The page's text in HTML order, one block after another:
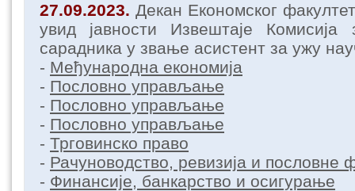
27.09.2023. Декан Економског
увид јавности Извештаје
сарадника у звање асистент за ужу
- Међународна економија
- Пословно управљање
- Пословно управљање
- Пословно управљање
- Трговинско право
- Рачуноводство, ревизија и пословне
- Финансије, банкарство и осигурање